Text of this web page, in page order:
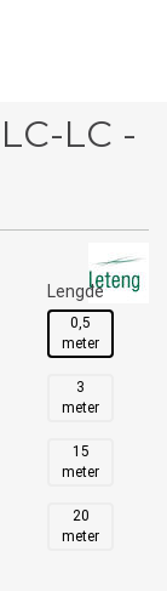
LC -
Lengde
0,5
meter
3
meter
15
meter
20
meter